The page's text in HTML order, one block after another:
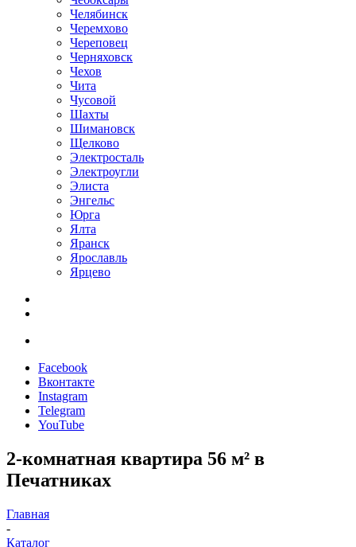
Челябинск
Черемхово
Череповец
Черняховск
Чехов
Чита
Чусовой
Шахты
Шимановск
Щелково
Электросталь
Электроугли
Элиста
Энгельс
Юрга
Ялта
Яранск
Ярославль
Ярцево
Facebook
Вконтакте
Instagram
Telegram
YouTube
2-комнатная квартира 56 м² в
Печатниках
Главная
-
Каталог